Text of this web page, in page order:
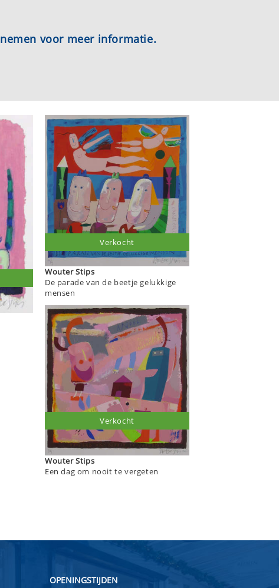
voor meer informatie.
Wouter Stips
De parade van de beetje gelukkige
mensen
Verkocht
Wouter Stips
Een dag om nooit te vergeten
Verkocht
OPENINGSTIJDEN